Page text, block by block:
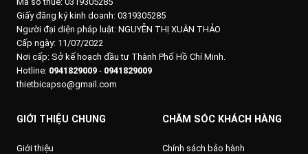
Giấy đăng ký kinh doanh: 0319305285
Người đại diện pháp luật: NGUYỄN THỊ XUÂN THẢO
Cấp ngày: 11/07/2022
Nơi cấp: Sở kế hoạch đầu tư Thành Phố Hồ Chí Minh.
Hotline: 0941829009 - 0941829009
thietbicapso@gmail.com
GIỚI THIỆU CHUNG
Giới thiệu
CHĂM SÓC KHÁCH HÀNG
Chính sách bảo hành